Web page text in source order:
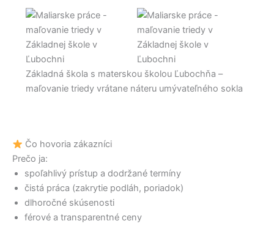
Základná škola s materskou školou Ľubochňa –
maľovanie triedy vrátane náteru umývateľného sokla
Čo hovoria zákazníci
Prečo ja:
spoľahlivý prístup a dodržané termíny
čistá práca (zakrytie podláh, poriadok)
dlhoročné skúsenosti
férové a transparentné ceny